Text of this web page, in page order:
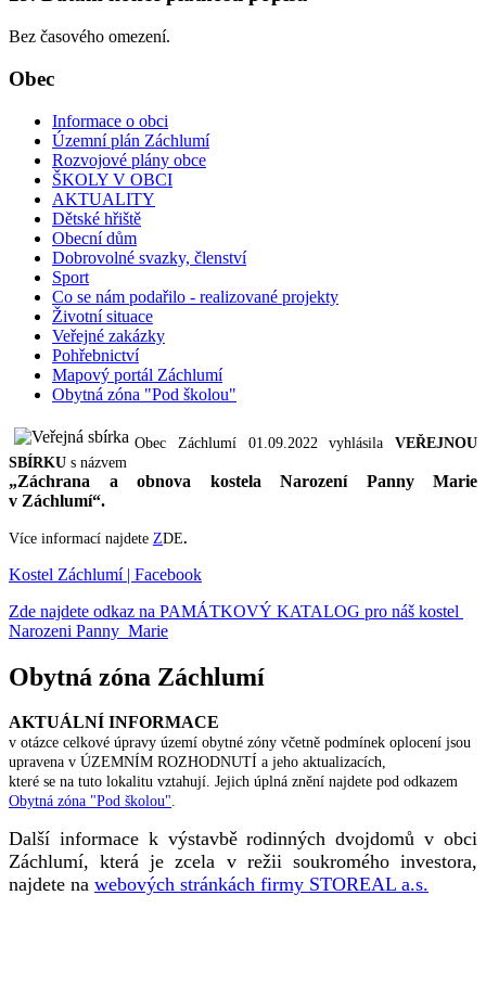
Bez časového omezení.
Obec
Informace o obci
Územní plán Záchlumí
Rozvojové plány obce
ŠKOLY V OBCI
AKTUALITY
Dětské hřiště
Obecní dům
Dobrovolné svazky, členství
Sport
Co se nám podařilo - realizované projekty
Životní situace
Veřejné zakázky
Pohřebnictví
Mapový portál Záchlumí
Obytná zóna "Pod školou"
Obec Záchlumí 01.09.2022 vyhlásila VEŘEJNOU
SBÍRKU s názvem
„Záchrana a obnova kostela Narození Panny Marie
v Záchlumí“.
Více informací najdete ZDE.
Kostel Záchlumí | Facebook
Zde najdete odkaz na PAMÁTKOVÝ KATALOG pro náš kostel
Narozeni Panny Marie
Obytná zóna Záchlumí
AKTUÁLNÍ INFORMACE
v otázce celkové úpravy území obytné zóny včetně podmínek oplocení jsou
upravena v ÚZEMNÍM ROZHODNUTÍ a jeho aktualizacích,
které se na tuto lokalitu vztahují. Jejich úplná znění najdete pod odkazem
Obytná zóna "Pod školou".
Další informace k výstavbě rodinných dvojdomů v obci
Záchlumí, která je zcela v režii soukromého investora,
najdete na webových stránkách firmy STOREAL a.s.